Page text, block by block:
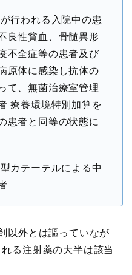
行われる入院中の患
良性貧血、骨髄異形
不全症等の患者及び
原体に感染し抗体の
て、無菌治療室管理
療養環境特別加算を
患者と同等の状態に
カテーテルによる中
以外とは謳っていなが
る注射薬の大半は該当